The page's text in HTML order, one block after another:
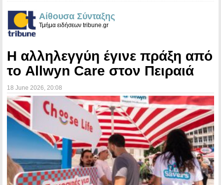
Αίθουσα Σύνταξης
Τμήμα ειδήσεων tribune.gr
Η αλληλεγγύη έγινε πράξη από
το Allwyn Care στον Πειραιά
18 June 2026 , 20:08